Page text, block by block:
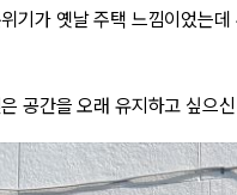
기가 옛날 주택 느낌이었는
공간을 오래 유지하고 싶으